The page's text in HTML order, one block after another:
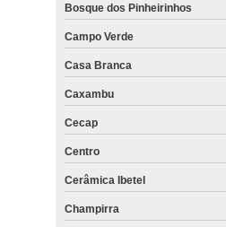
Bosque dos Pinheirinhos
Campo Verde
Casa Branca
Caxambu
Cecap
Centro
Cerâmica Ibetel
Champirra